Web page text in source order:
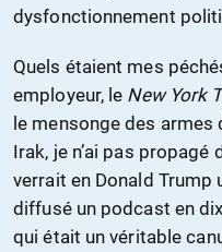
dysfonctionnement
Quels étaient mes
employeur, le New York
le mensonge des
Irak, je n’ai pas
verrait en Donald Trump
diffusé un podcast en
qui était un véritable